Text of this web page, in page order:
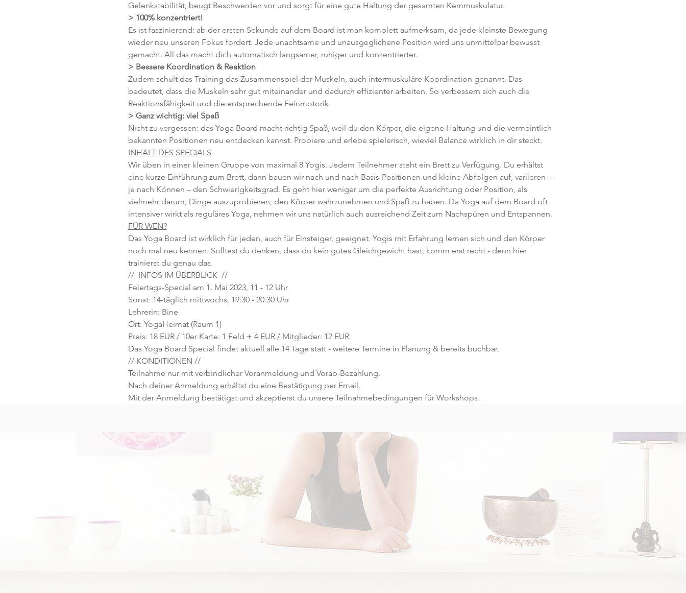
Gelenkstabilität, beugt Beschwerden vor und sorgt für eine gute Haltung der gesamten Kernmuskulatur.
> 100% konzentriert!
Es ist faszinierend: ab der ersten Sekunde auf dem Board ist man komplett aufmerksam, da jede kleinste Bewegung
wieder neu unseren Fokus fordert. Jede unachtsame und unausgeglichene Position wird uns unmittelbar bewusst
gemacht. All das macht dich automatisch langsamer, ruhiger und konzentrierter.
> Bessere Koordination & Reaktion
Zudem schult das Training das Zusammenspiel der Muskeln, auch intermuskuläre Koordination genannt. Das
bedeutet, dass die Muskeln sehr gut miteinander und dadurch effizienter arbeiten. So verbessern sich auch die
Reaktionsfähigkeit und die entsprechende Feinmotorik.
> Ganz wichtig: viel Spaß
Nicht zu vergessen: das Yoga Board macht richtig Spaß, weil du den Körper, die eigene Haltung und die vermeintlich
bekannten Positionen neu entdecken kannst. Probiere und erlebe spielerisch, wieviel Balance wirklich in dir steckt.
INHALT DES SPECIALS
Wir üben in einer kleinen Gruppe von maximal 8 Yogis. Jedem Teilnehmer steht ein Brett zu Verfügung. Du erhältst
eine kurze Einführung zum Brett, dann bauen wir nach und nach Basis-Positionen und kleine Abfolgen auf, variieren –
je nach Können – den Schwierigkeitsgrad. Es geht hier weniger um die perfekte Ausrichtung oder Position, als
vielmehr darum, Dinge auszuprobieren, den Körper wahrzunehmen und Spaß zu haben. Da Yoga auf dem Board oft
intensiver wirkt als reguläres Yoga, nehmen wir uns natürlich auch ausreichend Zeit zum Nachspüren und Entspannen.
FÜR WEN?
Das Yoga Board ist wirklich für jeden, auch für Einsteiger, geeignet. Yogis mit Erfahrung lernen sich und den Körper
noch mal neu kennen. Solltest du denken, dass du kein gutes Gleichgewicht hast, komm erst recht - denn hier
trainierst du genau das.
//  INFOS IM ÜBERBLICK  //
Feiertags-Special am 1. Mai 2023, 11 - 12 Uhr
Sonst: 14-täglich mittwochs, 19:30 - 20:30 Uhr
Lehrerin: Bine
Ort: YogaHeimat (Raum 1)
Preis: 18 EUR / 10er Karte: 1 Feld + 4 EUR / Mitglieder: 12 EUR
Das Yoga Board Special findet aktuell alle 14 Tage statt - weitere Termine in Planung & bereits buchbar.
// KONDITIONEN //
Teilnahme nur mit verbindlicher Voranmeldung und Vorab-Bezahlung.
Nach deiner Anmeldung erhältst du eine Bestätigung per Email.
Mit der Anmeldung bestätigst und akzeptierst du unsere Teilnahmebedingungen für Workshops.